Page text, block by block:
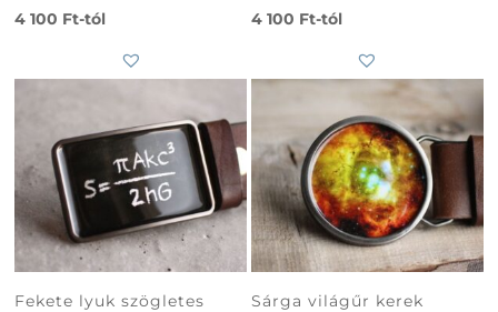
4 100 Ft-tól
4 100 Ft-tól
Fekete lyuk szögletes
Sárga világűr kerek